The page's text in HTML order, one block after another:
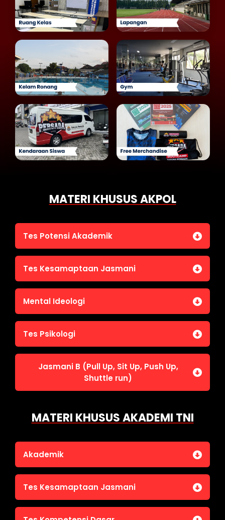
MATERI KHUSUS AKPOL
Tes Potensi Akademik
Bahasa Indonesia
Penalaran Numerik
Pengetahuan Umum (termasuk UU Kepolisian)
Tes Wawasan Kebangsaan
Tes Kesamaptaan Jasmani
Jasmani A (Lari 12 menit)
Mental Ideologi
Mental Ideologi
Tes Psikologi
Tes Kecerdasan
Tes Kecermatan
Tes Kepribadian
Jasmani B (Pull Up, Sit Up, Push Up,
Shuttle run)
MATERI KHUSUS AKADEMI TNI
Akademik
Bahasa Indonesia
IPA
Tes Kesamaptaan Jasmani
Jasmani A (Lari 12 menit)